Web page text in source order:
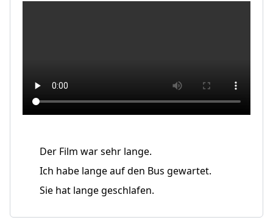
Der Film war sehr lange.
Ich habe lange auf den Bus gewartet.
Sie hat lange geschlafen.